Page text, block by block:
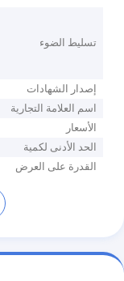
تسليط الضوء
إصدار الشهادات
اسم العلامة التجارية
الأسعار
الحد الأدنى لكمية
القدرة على العرض